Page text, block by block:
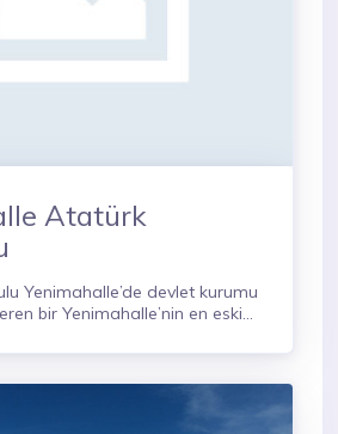
Atatürk
Yenimahalle’de devlet kurumu
bir Yenimahalle’nin en eski